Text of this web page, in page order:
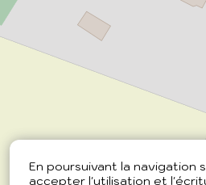
En poursuivant la navigation
accepter l'utilisation et